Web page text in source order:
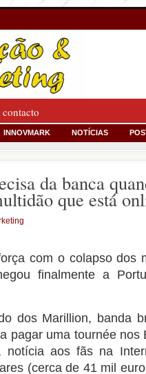
contacto
INNOVMARK NOTÍCIAS
da banca
que está
com o colapso dos
finalmente a
dos Marillion, banda
pagar uma tournée nos
notícia aos fãs na
(cerca de 41 mil